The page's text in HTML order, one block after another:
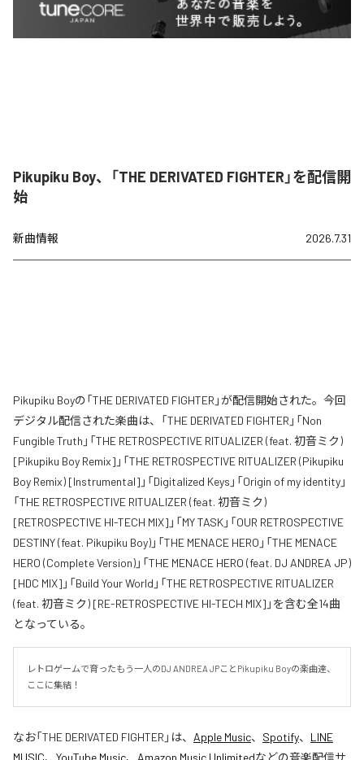
Pikupiku Boy、「THE DERIVATED FIGHTER」を配信開
始
新曲情報 2026.7.31
Pikupiku Boyの「THE DERIVATED FIGHTER」が配信開始された。今回
デジタル配信された楽曲は、「THE DERIVATED FIGHTER」「Non
Fungible Truth」「THE RETROSPECTIVE RITUALIZER (feat. 初音ミク)
[Pikupiku Boy Remix]」「THE RETROSPECTIVE RITUALIZER (Pikupiku
Boy Remix) [Instrumental]」「Digitalized Keys」「Origin of my identity」
「THE RETROSPECTIVE RITUALIZER (feat. 初音ミク)
[RETROSPECTIVE HI-TECH MIX]」「MY TASK」「OUR RETROSPECTIVE
DESTINY (feat. Pikupiku Boy)」「THE MENACE HERO」「THE MENACE
HERO (Complete Version)」「THE MENACE HERO (feat. DJ ANDREA JP)
[HDC MIX]」「Build Your World」「THE RETROSPECTIVE RITUALIZER
(feat. 初音ミク) [RE-RETROSPECTIVE HI-TECH MIX]」を含む全14曲
となっている。
レトロゲームで育ったもう一人のDJ ANDREA JPことPikupiku Boyの楽曲達、
ここに集結！
なお「THE DERIVATED FIGHTER 」は、 Apple Music、 Spotify、 LINE